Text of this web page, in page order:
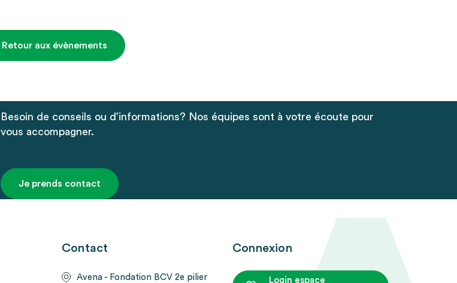
Retour aux évènements
Besoin de conseils ou d’informations? Nos équipes sont à votre écoute pour
vous accompagner.
Je prends contact
Contact
Avena - Fondation BCV 2e pilier
Connexion
Login espace